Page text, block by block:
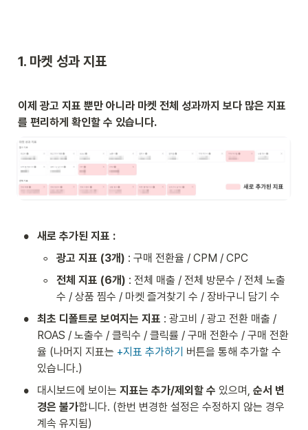
1. 마켓 성과 지표
이제 광고 지표 뿐만 아니라 마켓 전체 성과까지 보다 많은 지표
를 편리하게 확인할 수 있습니다.
• 새로 추가된 지표 :
◦ 광고 지표 (3개) : 구매 전환율 / CPM / CPC
◦ 전체 지표 (6개) : 전체 매출 / 전체 방문수 / 전체 노출
수 / 상품 찜수 / 마켓 즐겨찾기 수 / 장바구니 담기 수
• 최초 디폴트로 보여지는 지표 : 광고비 / 광고 전환 매출 /
ROAS / 노출수 / 클릭수 / 클릭률 / 구매 전환수 / 구매 전환
율 (나머지 지표는 +지표 추가하기 버튼을 통해 추가할 수
있습니다.)
• 대시보드에 보이는 지표는 추가/제외할 수 있으며, 순서 변
경은 불가합니다. (한번 변경한 설정은 수정하지 않는 경우
계속 유지됨)